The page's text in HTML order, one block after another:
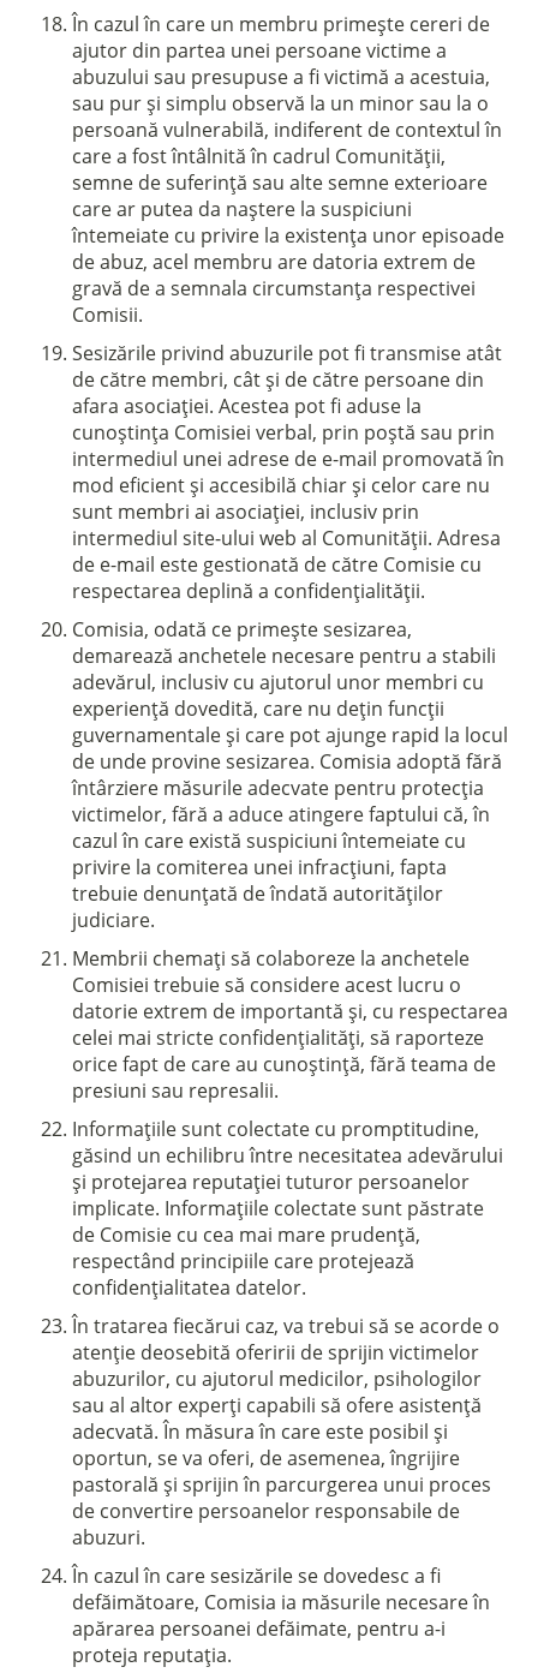
În cazul în care un membru primește cereri de
ajutor din partea unei persoane victime a
abuzului sau presupuse a fi victimă a acestuia,
sau pur și simplu observă la un minor sau la o
persoană vulnerabilă, indiferent de contextul în
care a fost întâlnită în cadrul Comunității,
semne de suferință sau alte semne exterioare
care ar putea da naștere la suspiciuni
întemeiate cu privire la existența unor episoade
de abuz, acel membru are datoria extrem de
gravă de a semnala circumstanța respectivei
Comisii.
Sesizările privind abuzurile pot fi transmise atât
de către membri, cât și de către persoane din
afara asociației. Acestea pot fi aduse la
cunoștința Comisiei verbal, prin poștă sau prin
intermediul unei adrese de e-mail promovată în
mod eficient și accesibilă chiar și celor care nu
sunt membri ai asociației, inclusiv prin
intermediul site-ului web al Comunității. Adresa
de e-mail este gestionată de către Comisie cu
respectarea deplină a confidențialității.
Comisia, odată ce primește sesizarea,
demarează anchetele necesare pentru a stabili
adevărul, inclusiv cu ajutorul unor membri cu
experiență dovedită, care nu dețin funcții
guvernamentale și care pot ajunge rapid la locul
de unde provine sesizarea. Comisia adoptă fără
întârziere măsurile adecvate pentru protecția
victimelor, fără a aduce atingere faptului că, în
cazul în care există suspiciuni întemeiate cu
privire la comiterea unei infracțiuni, fapta
trebuie denunțată de îndată autorităților
judiciare.
Membrii chemați să colaboreze la anchetele
Comisiei trebuie să considere acest lucru o
datorie extrem de importantă și, cu respectarea
celei mai stricte confidențialități, să raporteze
orice fapt de care au cunoștință, fără teama de
presiuni sau represalii.
Informațiile sunt colectate cu promptitudine,
găsind un echilibru între necesitatea adevărului
și protejarea reputației tuturor persoanelor
implicate. Informațiile colectate sunt păstrate
de Comisie cu cea mai mare prudență,
respectând principiile care protejează
confidențialitatea datelor.
În tratarea fiecărui caz, va trebui să se acorde o
atenție deosebită oferirii de sprijin victimelor
abuzurilor, cu ajutorul medicilor, psihologilor
sau al altor experți capabili să ofere asistență
adecvată. În măsura în care este posibil și
oportun, se va oferi, de asemenea, îngrijire
pastorală și sprijin în parcurgerea unui proces
de convertire persoanelor responsabile de
abuzuri.
În cazul în care sesizările se dovedesc a fi
defăimătoare, Comisia ia măsurile necesare în
apărarea persoanei defăimate, pentru a-i
proteja reputația.